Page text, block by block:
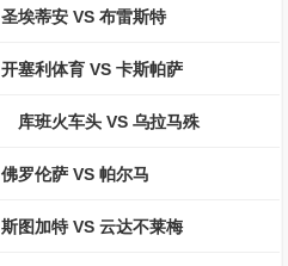
圣埃蒂安 VS 布雷斯特
开塞利体育 VS 卡斯帕萨
库班火车头 VS 乌拉马殊
佛罗伦萨 VS 帕尔马
斯图加特 VS 云达不莱梅